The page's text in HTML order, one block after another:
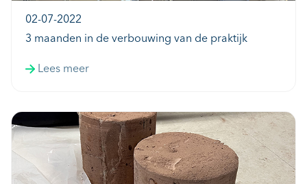
02-07-2022
3 maanden in de verbouwing van de praktijk
Lees meer